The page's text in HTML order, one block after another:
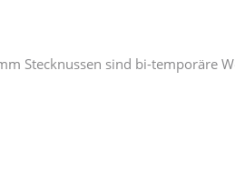
Stecknussen sind bi-temporäre